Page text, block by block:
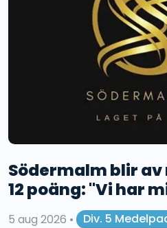
Södermalm blir av
12 poäng: "Vi har
5 aug 2026 •
Div. 5